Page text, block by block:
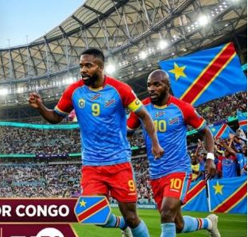
Manfaat Luar Biasa Minum
Teh Serai Pagi Hari